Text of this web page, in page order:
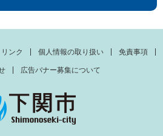
ンク 個人情報の取り扱い 免責事項
広告バナー募集について